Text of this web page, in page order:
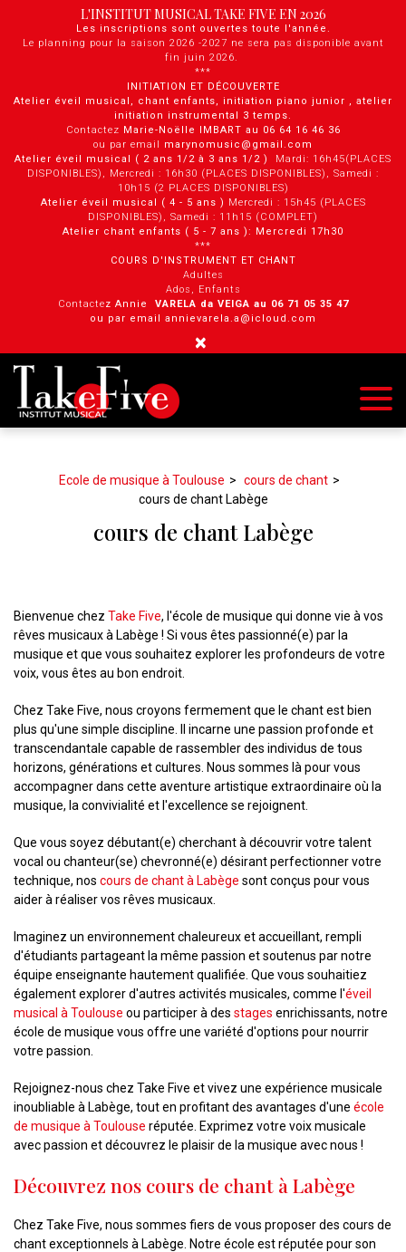
L'INSTITUT MUSICAL TAKE FIVE EN 2026
Les inscriptions sont ouvertes toute l'année.
Le planning pour la saison 2026 -2027 ne sera pas disponible avant
fin juin 2026.
***
INITIATION ET DÉCOUVERTE
Atelier éveil musical, chant enfants, initiation piano junior , atelier
initiation instrumental 3 temps.
Contactez Marie-Noëlle IMBART au 06 64 16 46 36
ou par email marynomusic@gmail.com
Atelier éveil musical ( 2 ans 1/2 à 3 ans 1/2 ) Mardi: 16h45(PLACES
DISPONIBLES), Mercredi : 16h30 (PLACES DISPONIBLES), Samedi :
10h15 (2 PLACES DISPONIBLES)
Atelier éveil musical ( 4 - 5 ans ) Mercredi : 15h45 (PLACES
DISPONIBLES), Samedi : 11h15 (COMPLET)
Atelier chant enfants ( 5 - 7 ans ): Mercredi 17h30
***
COURS D'INSTRUMENT ET CHANT
Adultes
Ados, Enfants
Contactez Annie VARELA da VEIGA au 0 6 71 05 35 47
ou par email annievarela.a@icloud.com
×
Ecole de musique à Toulouse
cours de chant
cours de chant Labège
cours de chant Labège
Bienvenue chez Take Five, l'école de musique qui donne vie à vos
rêves musicaux à Labège ! Si vous êtes passionné(e) par la
musique et que vous souhaitez explorer les profondeurs de votre
voix, vous êtes au bon endroit.
Chez Take Five, nous croyons fermement que le chant est bien
plus qu'une simple discipline. Il incarne une passion profonde et
transcendantale capable de rassembler des individus de tous
horizons, générations et cultures. Nous sommes là pour vous
accompagner dans cette aventure artistique extraordinaire où la
musique, la convivialité et l'excellence se rejoignent.
Que vous soyez débutant(e) cherchant à découvrir votre talent
vocal ou chanteur(se) chevronné(e) désirant perfectionner votre
technique, nos cours de chant à Labège sont conçus pour vous
aider à réaliser vos rêves musicaux.
Imaginez un environnement chaleureux et accueillant, rempli
d'étudiants partageant la même passion et soutenus par notre
équipe enseignante hautement qualifiée. Que vous souhaitiez
également explorer d'autres activités musicales, comme l'éveil
musical à Toulouse ou participer à des stages enrichissants, notre
école de musique vous offre une variété d'options pour nourrir
votre passion.
Rejoignez-nous chez Take Five et vivez une expérience musicale
inoubliable à Labège, tout en profitant des avantages d'une école
de musique à Toulouse réputée. Exprimez votre voix musicale
avec passion et découvrez le plaisir de la musique avec nous !
Découvrez nos cours de chant à Labège
Chez Take Five, nous sommes fiers de vous proposer des cours de
chant exceptionnels à Labège. Notre école est réputée pour son
Panneau de gestion des cookies